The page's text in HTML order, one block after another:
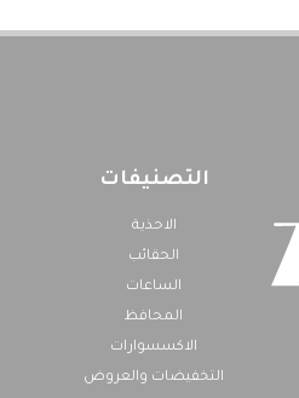
التصنيفات
الاحذية
الحقائب
الساعات
المحافظ
الاكسسوارات
التخفيضات والعروض